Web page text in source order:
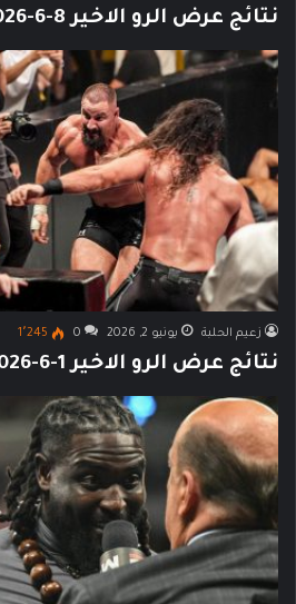
نتائج عرض الرو الاخير 8-6-2026 أحداث كاملة
زعيم الحلبة يونيو 2, 2026 0 1٬245
نتائج عرض الرو الاخير 1-6-2026 أحداث كاملة